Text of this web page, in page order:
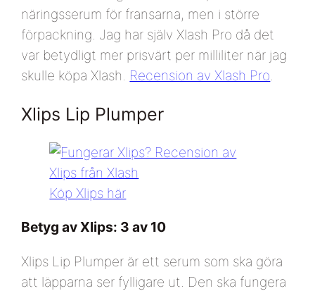
näringsserum för fransarna, men i större
förpackning. Jag har själv Xlash Pro då det
var betydligt mer prisvärt per milliliter när jag
skulle köpa Xlash. Recension av Xlash Pro.
Xlips Lip Plumper
Köp Xlips här
Betyg av Xlips: 3 av 10
Xlips Lip Plumper är ett serum som ska göra
att läpparna ser fylligare ut. Den ska fungera